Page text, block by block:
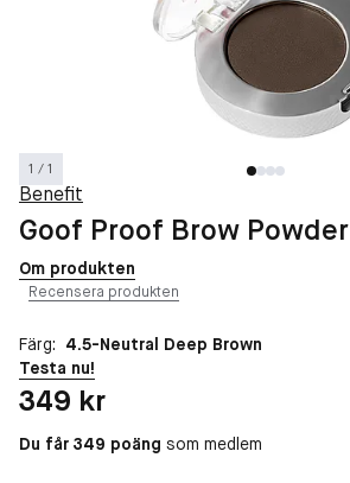
1 / 1
Benefit
Goof Proof Brow Powder
Om produkten
Recensera produkten
Färg: 4.5-Neutral Deep Brown
Testa nu!
Pris: 349 kr
349 kr
Du får 349 poäng som medlem